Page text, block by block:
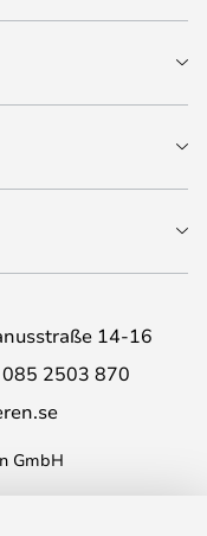
14-16
085 2503 870
GmbH